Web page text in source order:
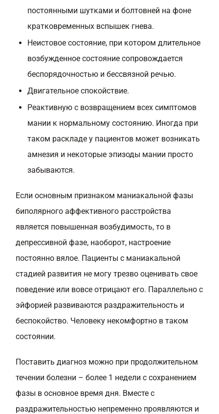
постоянными шутками и болтовней на фоне
кратковременных вспышек гнева.
Неистовое состояние, при котором длительное
возбужденное состояние сопровождается
беспорядочностью и бессвязной речью.
Двигательное спокойствие.
Реактивную с возвращением всех симптомов
мании к нормальному состоянию. Иногда при
таком раскладе у пациентов может возникать
амнезия и некоторые эпизоды мании просто
забываются.
Если основным признаком маниакальной фазы
биполярного аффективного расстройства
является повышенная возбудимость, то в
депрессивной фазе, наоборот, настроение
постоянно вялое. Пациенты с маниакальной
стадией развития не могу трезво оценивать свое
поведение или вовсе отрицают его. Параллельно с
эйфорией развиваются раздражительность и
беспокойство. Человеку некомфортно в таком
состоянии.
Поставить диагноз можно при продолжительном
течении болезни – более 1 недели с сохранением
фазы в основное время дня. Вместе с
раздражительностью непременно проявляются и